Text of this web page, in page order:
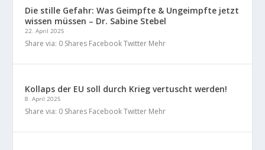
Die stille Gefahr: Was Geimpfte & Ungeimpfte jetzt
wissen müssen – Dr. Sabine Stebel
22. April 2025
Share via: 0 Shares Facebook Twitter Mehr
Kollaps der EU soll durch Krieg vertuscht werden!
8. April 2025
Share via: 0 Shares Facebook Twitter Mehr